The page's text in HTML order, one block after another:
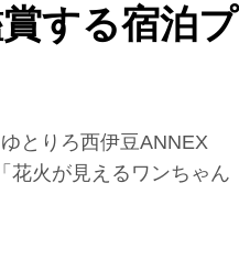
する宿泊プ
とりろ西伊豆ANNEX
花火が見えるワンちゃん